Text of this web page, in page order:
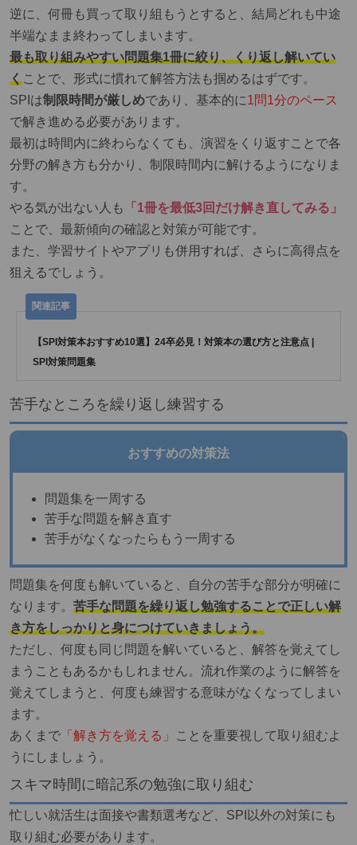
逆に、何冊も買って取り組もうとすると、結局どれも中途
半端なまま終わってしまいます。
最も取り組みやすい問題集1冊に絞り、くり返し解いてい
くことで、形式に慣れて解答方法も掴めるはずです。
SPIは制限時間が厳しめであり、基本的に1問1分のペース
で解き進める必要があります。
最初は時間内に終わらなくても、演習をくり返すことで各
分野の解き方も分かり、制限時間内に解けるようになりま
す。
やる気が出ない人も
「1冊を最低3回だけ解き直してみる」
ことで、最新傾向の確認と対策が可能です。
また、学習サイトやアプリも併用すれば、さらに高得点を
狙えるでしょう。
【SPI対策本おすすめ10選】24卒必見！対策本の選び方と注意点 |
SPI対策問題集
苦手なところを繰り返し練習する
おすすめの対策法
問題集を一周する
苦手な問題を解き直す
苦手がなくなったらもう一周する
問題集を何度も解いていると、自分の苦手な部分が明確に
なります。 苦手な問題を繰り返し勉強することで正しい解
き方をしっかりと身につけていきましょう。
ただし、何度も同じ問題を解いていると、解答を覚えてし
まうこともあるかもしれません。流れ作業のように解答を
覚えてしまうと、何度も練習する意味がなくなってしまい
ます。
あくまで 「解き方を覚える」
ことを重要視して取り組むよ
うにしましょう。
スキマ時間に暗記系の勉強に取り組む
忙しい就活生は面接や書類選考など、SPI以外の対策にも
取り組む必要があります。